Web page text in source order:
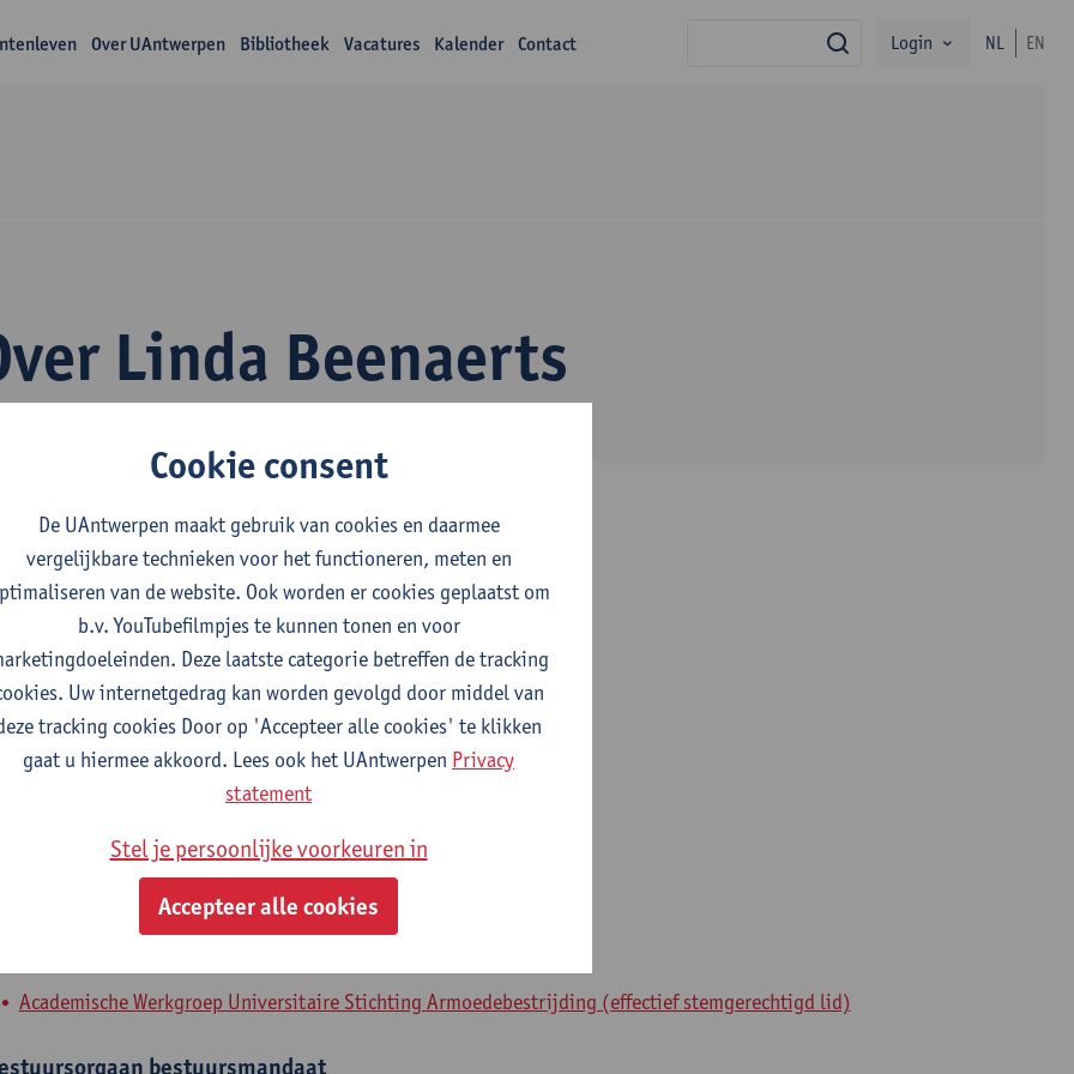
Over UAntwerpen Bibliotheek Vacatures Kalender Contact zoekLogin NL EN
Linda Beenaerts
Departement Biochemische en Chemische Technologie
& functies
Onderwijzend Personeel 3 - HO
Interne mandaten
Academische Werkgroep Universitaire Stichting Armoedebestrijding (effectief stemgerechtigd lid)
bestuursmandaat
Cookie consent
De UAntwerpen maakt gebruik van cookies en daarmee
vergelijkbare technieken voor het functioneren, meten en
van de website. Ook worden er cookies geplaatst om
b.v. YouTubefilmpjes te kunnen tonen en voor
Deze laatste categorie betreffen de tracking
Uw internetgedrag kan worden gevolgd door middel van
tracking cookies Door op 'Accepteer alle cookies' te klikken
gaat u hiermee akkoord. Lees ook het UAntwerpen Privacy
statement
Stel je persoonlijke voorkeuren in
Accepteer alle cookies